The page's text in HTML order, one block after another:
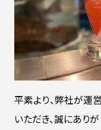
平素より、弊社が運
いただき、誠にありが